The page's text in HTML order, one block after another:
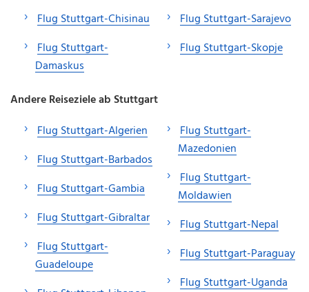
Flug Stuttgart-Chisinau
Flug Stuttgart-
Damaskus
Flug Stuttgart-Sarajevo
Flug Stuttgart-Skopje
Andere Reiseziele ab Stuttgart
Flug Stuttgart-Algerien
Flug Stuttgart-Barbados
Flug Stuttgart-Gambia
Flug Stuttgart-Gibraltar
Flug Stuttgart-
Guadeloupe
Flug Stuttgart-
Mazedonien
Flug Stuttgart-
Moldawien
Flug Stuttgart-Nepal
Flug Stuttgart-Paraguay
Flug Stuttgart-Uganda